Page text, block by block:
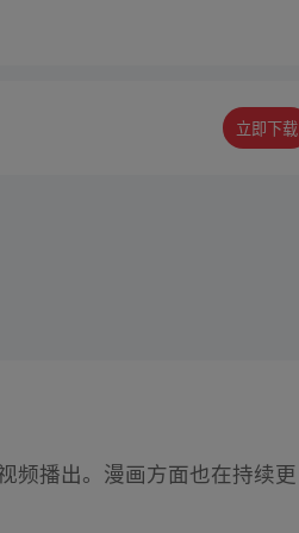
立即下载
频播出。漫画方面也在持续更